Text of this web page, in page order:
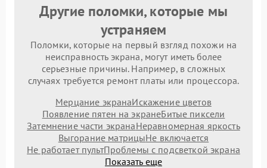
Другие поломки, которые мы
устраняем
Поломки, которые на первый взгляд похожи на
неисправность экрана, могут иметь более
серьезные причины. Например, в сложных
случаях требуется ремонт платы или процессора.
Мерцание экранаИскажение цветов
Появление пятен на экранеБитые пиксели
Затемнение части экранаНеравномерная яркость
Выгорание матрицыНе включается
Не работает пультПроблемы с подсветкой экрана
Показать еще